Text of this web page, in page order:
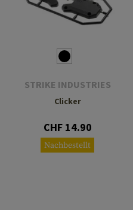
STRIKE INDUSTRIES
Clicker
CHF 14.90
Nachbestellt